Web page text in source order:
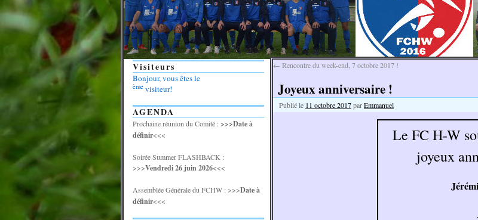
← Rencontre du week-end, 7 octobre 2017 !
Joyeux anniversaire !
Publié le 11 octobre 2017parEmmanuel
Le FC H-W
joyeux
Visiteurs
Bonjour, vous êtes le
ème visiteur!
AGENDA
Prochaine réunion du Comité :>>>Date à
définir<<<
Soirée Summer FLASHBACK :
>>>Vendredi 26 juin 2026<<<
Assemblée Générale du FCHW : >>>Date à
définir<<<